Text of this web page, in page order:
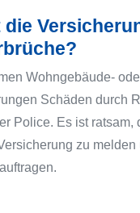
Wohngebäude-
Schäden durch
Police. Es ist ratsam,
zu melden